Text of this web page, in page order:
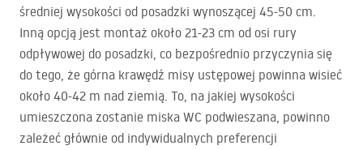
średniej wysokości od posadzki wynoszącej 45-50 cm.
Inną opcją jest montaż około 21-23 cm od osi rury
odpływowej do posadzki, co bezpośrednio przyczynia się
do tego, że górna krawędź misy ustępowej powinna wisieć
około 40-42 m nad ziemią. To, na jakiej wysokości
umieszczona zostanie miska WC podwieszana, powinno
zależeć głównie od indywidualnych preferencji